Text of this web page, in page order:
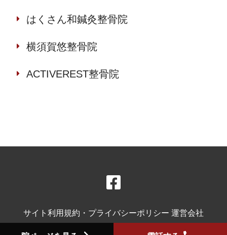
はくさん和鍼灸整骨院
横須賀悠整骨院
ACTIVEREST整骨院
サイト利用規約・プライバシーポリシー 運営会社